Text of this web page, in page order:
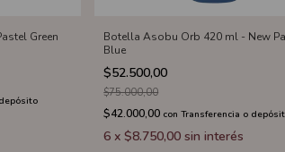
Green
Botella Asobu Orb 420 ml - New
Blue
$52.500,00
$75.000,00
$42.000,00 con Transferencia o
6 x$8.750,00 sin interés